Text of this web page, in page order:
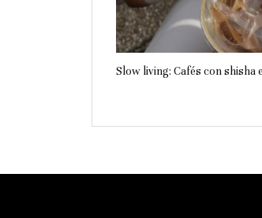
Slow living: Cafés con shisha